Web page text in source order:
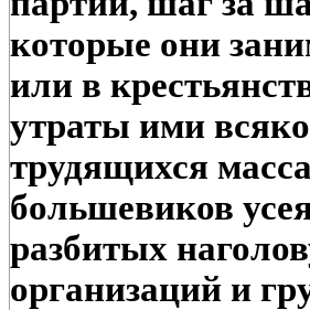
которые они
или в
утраты ими
трудящихся
большевиков
разбитых
организаций и